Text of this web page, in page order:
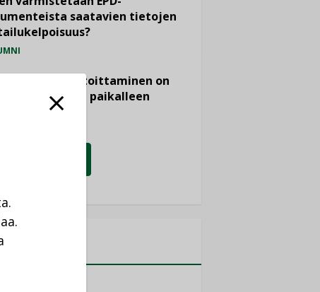
saatavien tietojen
ja viemärimitoittaminen on
ajassa paikalleen